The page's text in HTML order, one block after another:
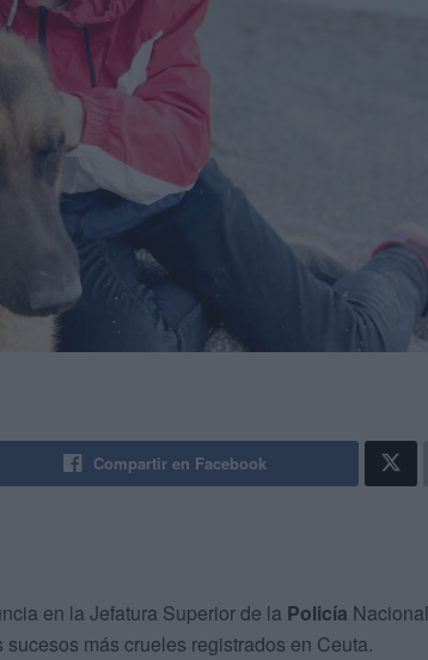
Compartir en Facebook
en la Jefatura Superior de la Policía Nacional
más crueles registrados en Ceuta.